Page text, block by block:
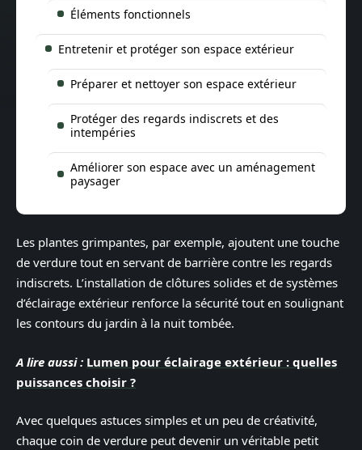
Éléments fonctionnels
Entretenir et protéger son espace extérieur
Préparer et nettoyer son espace extérieur
Protéger des regards indiscrets et des
intempéries
Améliorer son espace avec un aménagement
paysager
Les plantes grimpantes, par exemple, ajoutent une touche
de verdure tout en servant de barrière contre les regards
indiscrets. L’installation de clôtures solides et de systèmes
d’éclairage extérieur renforce la sécurité tout en soulignant
les contours du jardin à la nuit tombée.
A lire aussi : Lumen pour éclairage extérieur : quelles
puissances choisir ?
Avec quelques astuces simples et un peu de créativité,
chaque coin de verdure peut devenir un véritable petit